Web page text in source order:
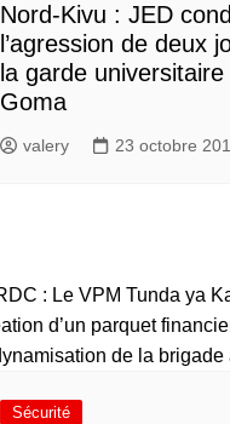
Nord-Kivu : JED
l’agression de deux
la garde universitaire
Goma
valery 23 octobre
Sécurité